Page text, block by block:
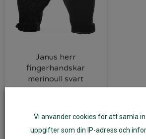
Janus herr
fingerhandskar
merinoull svart
Lägg till i varukorg
Vi använder cookies för att samla
uppgifter som din IP-adress och